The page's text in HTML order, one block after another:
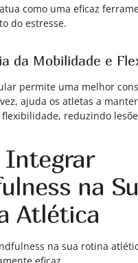
como uma eficaz
do estresse.
da Mobilidade e
permite uma melhor
ajuda os atletas a
reduzindo
Integrar
na
Atlética
na sua rotina